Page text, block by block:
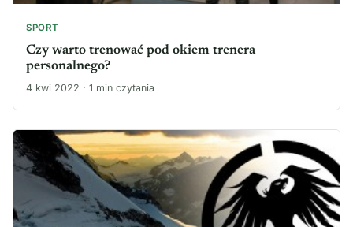
SPORT
Czy warto trenować pod okiem trenera
personalnego?
4 kwi 2022 · 1 min czytania